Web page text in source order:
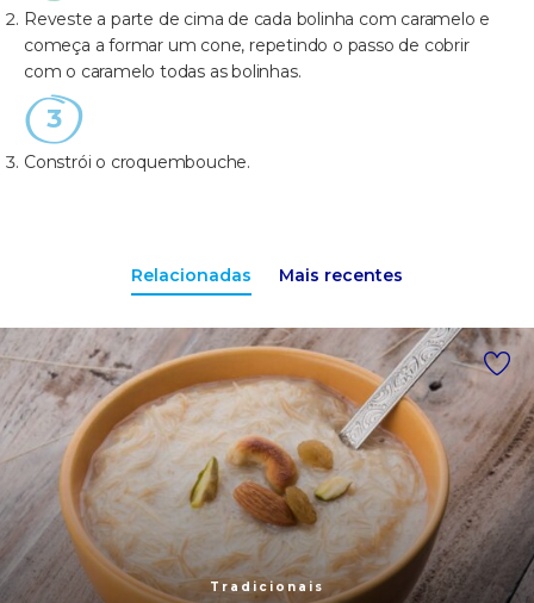
Reveste a parte de cima de cada bolinha com caramelo e
começa a formar um cone, repetindo o passo de cobrir
com o caramelo todas as bolinhas.
Constrói o croquembouche.
Relacionadas Mais recentes
Tradicionais